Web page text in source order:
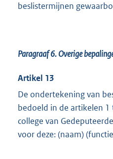
beslistermijnen
Paragraaf 6. Overige
Artikel 13
De ondertekening van
bedoeld in de artikelen
college van
voor deze: (naam)